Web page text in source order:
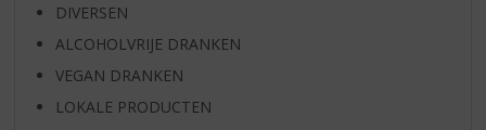
DIVERSEN
ALCOHOLVRIJE DRANKEN
VEGAN DRANKEN
LOKALE PRODUCTEN